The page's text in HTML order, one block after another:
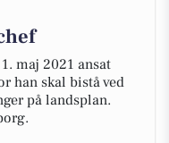
maj 2021 ansat
han skal bistå ved
på landsplan.